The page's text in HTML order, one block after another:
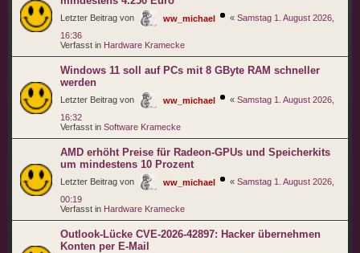
Letzter Beitrag von ww_michael « Samstag 1. August 2026,
16:36
Verfasst in Hardware Kramecke
Windows 11 soll auf PCs mit 8 GByte RAM schneller
werden
Letzter Beitrag von ww_michael « Samstag 1. August 2026,
16:32
Verfasst in Software Kramecke
AMD erhöht Preise für Radeon-GPUs und Speicherkits
um mindestens 10 Prozent
Letzter Beitrag von ww_michael « Samstag 1. August 2026,
00:19
Verfasst in Hardware Kramecke
Outlook-Lücke CVE-2026-42897: Hacker übernehmen
Konten per E-Mail